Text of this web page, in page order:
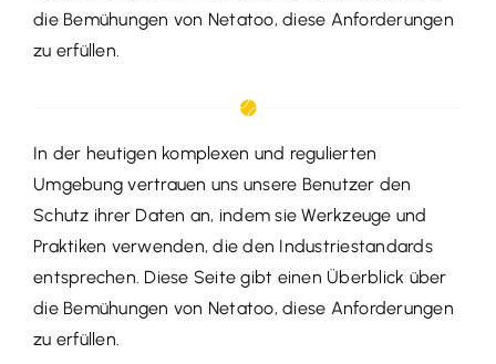
die Bemühungen von Netatoo, diese Anforderungen
zu erfüllen.
In der heutigen komplexen und regulierten
Umgebung vertrauen uns unsere Benutzer den
Schutz ihrer Daten an, indem sie Werkzeuge und
Praktiken verwenden, die den Industriestandards
entsprechen. Diese Seite gibt einen Überblick über
die Bemühungen von Netatoo, diese Anforderungen
zu erfüllen.